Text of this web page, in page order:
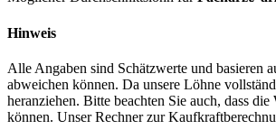
Hinweis
Alle Angaben sind Schätzwerte und basieren
abweichen können. Da unsere Löhne
heranziehen. Bitte beachten Sie auch, dass
können. Unser Rechner zur